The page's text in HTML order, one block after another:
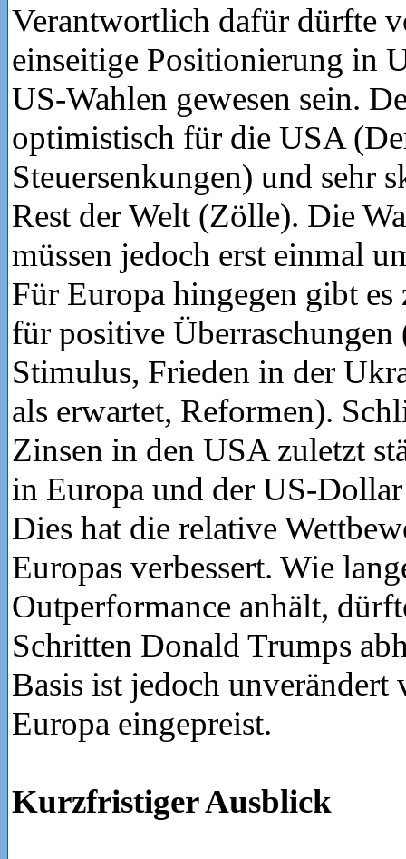
Verantwortlich dafür dürfte
einseitige Positionierung in
US-Wahlen gewesen sein.
optimistisch für die USA
Steuersenkungen) und sehr
Rest der Welt (Zölle). Die
müssen jedoch erst einmal
Für Europa hingegen gibt es
für positive Überraschungen
Stimulus, Frieden in der
als erwartet, Reformen).
Zinsen in den USA zuletzt
in Europa und der US-
Dies hat die relative
Europas verbessert. Wie
Outperformance anhält,
Schritten Donald Trumps
Basis ist jedoch
Europa eingepreist.
Kurzfristiger Ausblick